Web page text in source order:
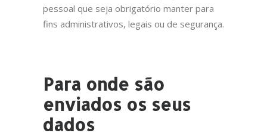
pessoal que seja obrigatório manter para
fins administrativos, legais ou de segurança.
Para onde são
enviados os seus
dados